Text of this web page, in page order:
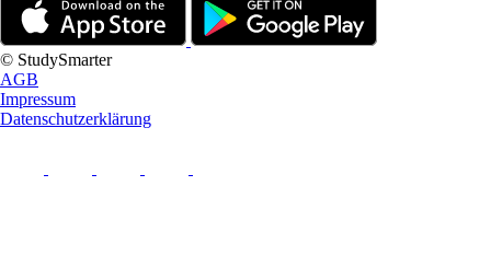
© StudySmarter
AGB
Impressum
Datenschutzerklärung